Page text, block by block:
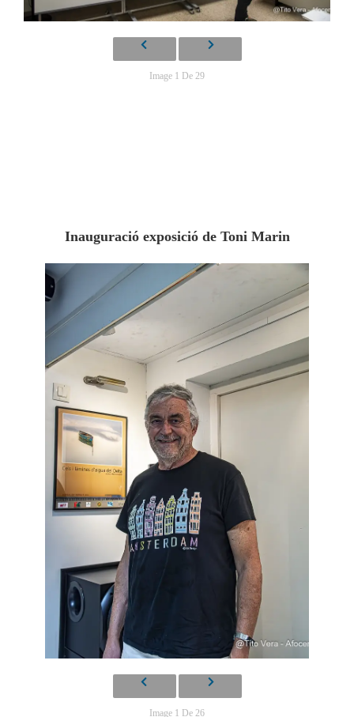
Image 1 De 29
Inauguració exposició de Toni Marin
Image 1 De 26